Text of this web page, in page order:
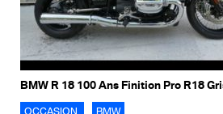
BMW R 18 100 Ans Finition Pro R18
OCCASION BMW